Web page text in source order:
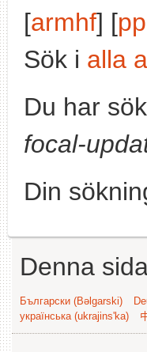
[armhf] [
Sök i alla
Du har
focal-
Din
Denna
Български (Bəlgarski)
українська (ukrajins'ka)